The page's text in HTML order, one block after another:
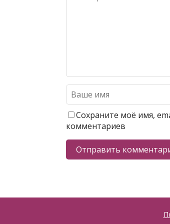
Сохраните моё имя,
комментариев